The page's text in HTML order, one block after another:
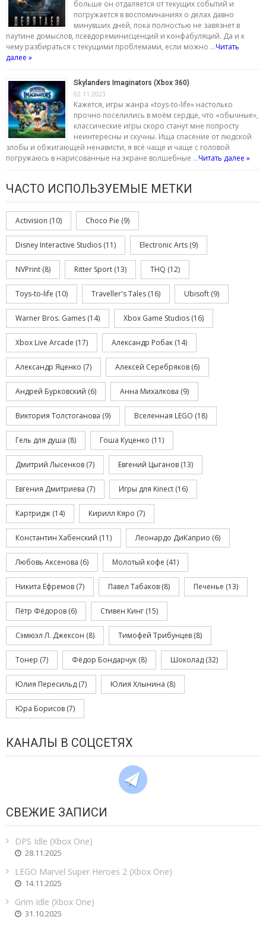
больше он отдаляется от текущих событий и
погружается в воспоминаниях о делах давно
минувших дней, пока полностью не завязнет в
паутине домыслов, псевдореминисценций и конфабуляций. Да и к
чему разбираться с текущими проблемами, если можно …Читать
далее »
Skylanders Imaginators (Xbox 360)
02.11.2023
Кажется, игры жанра «toys-to-life» настолько
прочно поселились в моём сердце, что «обычные»,
классические игры скоро станут мне попросту
неинтересны и скучны. Ища спасение от людской
злобы и обжигающей ненависти, я всё чаще и чаще с головой
погружаюсь в нарисованные на экране волшебные …Читать далее »
ЧАСТО ИСПОЛЬЗУЕМЫЕ МЕТКИ
Activision (10) Choco Pie (9)
Disney Interactive Studios (11) Electronic Arts (9)
NVPrint (8) Ritter Sport (13) THQ (12)
Toys-to-life (10) Traveller's Tales (16) Ubisoft (9)
Warner Bros. Games (14) Xbox Game Studios (16)
Xbox Live Arcade (17) Александр Робак (14)
Александр Яценко (7) Алексей Серебряков (6)
Андрей Бурковский (6) Анна Михалкова (9)
Виктория Толстоганова (9) Вселенная LEGO (18)
Гель для душа (8) Гоша Куценко (11)
Дмитрий Лысенков (7) Евгений Цыганов (13)
Евгения Дмитриева (7) Игры для Kinect (16)
Картридж (14) Кирилл Кяро (7)
Константин Хабенский (11) Леонардо ДиКаприо (6)
Любовь Аксенова (6) Молотый кофе (41)
Никита Ефремов (7) Павел Табаков (8) Печенье (13)
Пётр Фёдоров (6) Стивен Кинг (15)
Сэмюэл Л. Джексон (8) Тимофей Трибунцев (8)
Тонер (7) Фёдор Бондарчук (8) Шоколад (32)
Юлия Пересильд (7) Юлия Хлынина (8)
Юра Борисов (7)
КАНАЛЫ В СОЦСЕТЯХ
СВЕЖИЕ ЗАПИСИ
DPS Idle (Xbox One)
28.11.2025
LEGO Marvel Super Heroes 2 (Xbox One)
14.11.2025
Grim Idle (Xbox One)
31.10.2025